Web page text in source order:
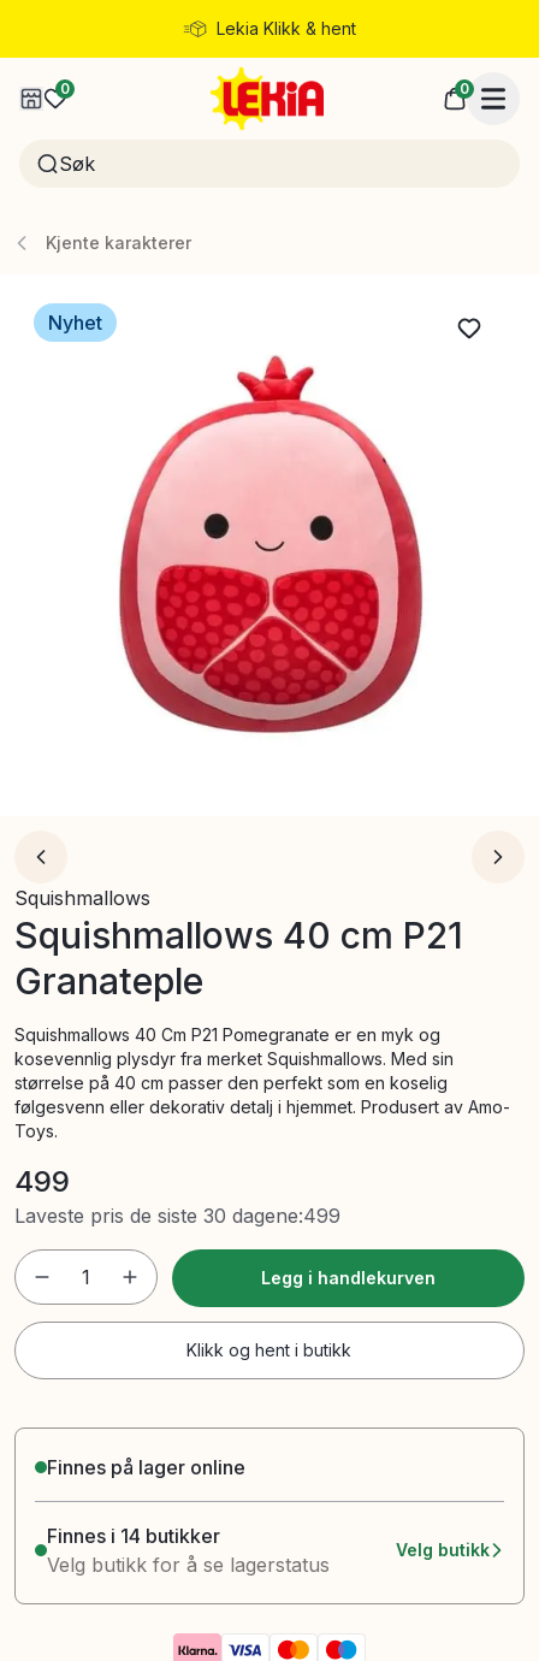
Lekia Klikk & hent
Rask levering
0 0
Kjente karakterer
Nyhet
Squishmallows
Squishmallows 40 cm P21
Granateple
Squishmallows 40 Cm P21 Pomegranate er en myk og
kosevennlig plysdyr fra merket Squishmallows. Med sin
størrelse på 40 cm passer den perfekt som en koselig
følgesvenn eller dekorativ detalj i hjemmet. Produsert av Amo-
Toys.
499
Laveste pris de siste 30 dagene:499
1 Legg i handlekurven
Klikk og hent i butikk
Finnes på lager online
Finnes i 14 butikker
Velg butikk for å se lagerstatus
Velg butikk